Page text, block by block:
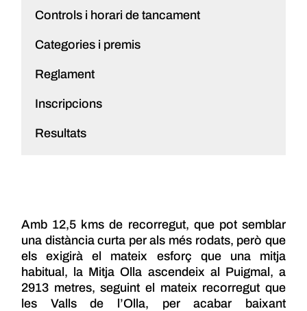
Amb 12,5 kms de recorregut, que pot semblar
una distància curta per als més rodats, però que
els exigirà el mateix esforç que una mitja
habitual, la Mitja Olla ascendeix al Puigmal, a
2913 metres, seguint el mateix recorregut que
les Valls de l’Olla, per acabar baixant
Controls i horari de tancament
Categories i premis
Reglament
Inscripcions
Resultats